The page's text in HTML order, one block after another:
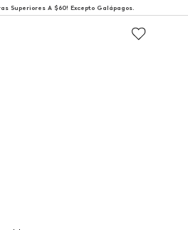
Superiores A $60! Excepto Galápagos.